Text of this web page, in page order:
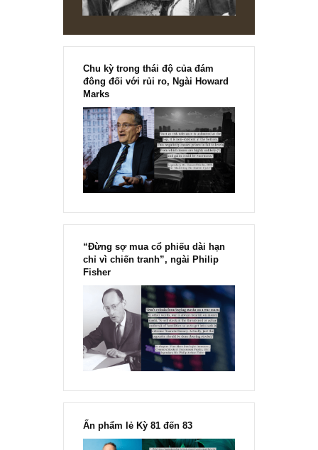
Chu kỳ trong thái độ của đám
đông đối với rủi ro, Ngài Howard
Marks
“Đừng sợ mua cổ phiếu dài hạn
chỉ vì chiến tranh”, ngài Philip
Fisher